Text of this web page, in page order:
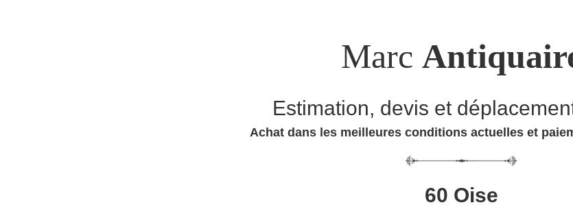
Marc
Estimation, devis et
Achat dans les meilleures conditions actuelles et
60 Oise